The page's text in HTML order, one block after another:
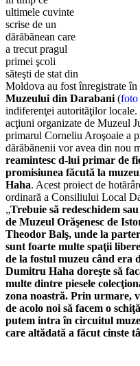
ultimele cuvinte
scrise de un
dărăbănean care
a trecut pragul
primei şcoli
săteşti de stat din
Moldova au fost înregistrate
Muzeului din Darabani (foto
indiferenţei autorităţilor
acţiuni organizate de Muzeul
primarul Corneliu Aroşoaie a
dărăbănenii vor avea din nou
reamintesc d-lui primar de
promisiunea făcută la
Haha. Acest proiect de
ordinară a Consiliului Local
„Trebuie să redeschidem
de Muzeul Orăşenesc de
Theodor Balş, unde la
sunt foarte multe spaţii
de la fostul muzeu când
Dumitru Haha doreşte să
multe dintre piesele
zona noastră. Prin urmare,
de acolo noi să facem o
putem intra în circuitul
care altădată a făcut cinste